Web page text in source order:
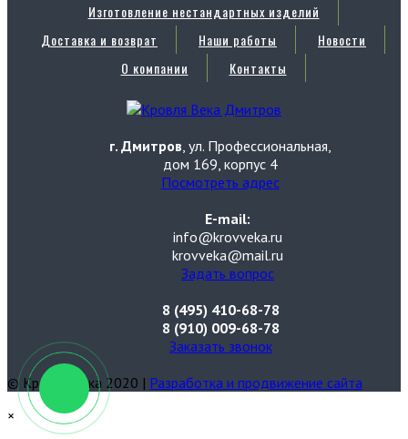
Изготовление нестандартных изделий
Доставка и возврат
Наши работы
Новости
О компании
Контакты
г. Дмитров , ул. Профессиональная,
дом 169, корпус 4
Посмотреть адрес
E-mail:
info@krovveka.ru
krovveka@mail.ru
Задать вопрос
8 (495) 410-68-78
8 (910) 009-68-78
Заказать звонок
© Кровля Века 2020 | Разработка и продвижение сайта
×